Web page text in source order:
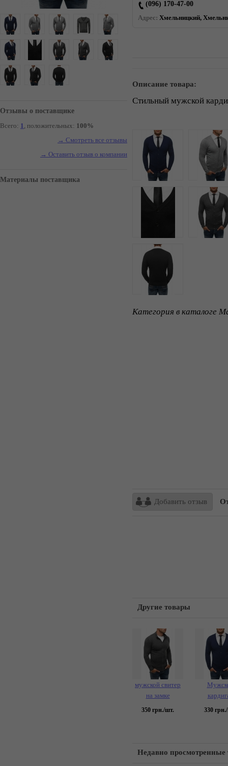
Отзывы о поставщике
Всего: 1, положительных: 100%
→ Смотреть все отзывы
→ Оставить отзыв о компании
Материалы поставщика
(096) 170-47-00
Адрес: Хмельницкий,
Описание товара:
Стильный мужской
Категория в каталоге
Добавить отзыв
Другие товары
мужской свитер
на замке
350 грн./шт. 330
Недавно просмотренные